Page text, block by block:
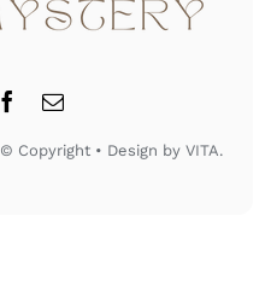
© Copyright • Design by VITA.